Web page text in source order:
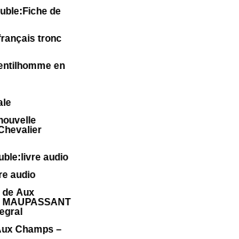
de
tronc
en
audio
audio
de Aux
Champs –